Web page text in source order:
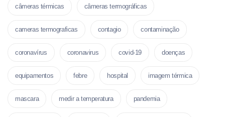
câmeras térmicas câmeras termográficas
cameras termograficas contagio contaminação
coronavírus coronavirus covid-19 doenças
equipamentos febre hospital imagem térmica
mascara medir a temperatura pandemia